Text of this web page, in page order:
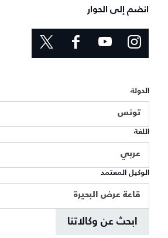
انضم إلى الحوار
الدولة
تونس
اللغة
عربي
الوكيل المعتمد
قاعة عرض البحيرة
ابحث عن وكالاتنا